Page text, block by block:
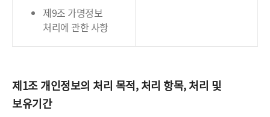
제9조 가명정보
처리에 관한 사항
제1조 개인정보의 처리 목적, 처리 항목, 처리 및
보유기간